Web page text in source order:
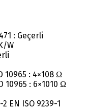
: Geçerli
W
10965 : 4×108 Ω
10965 : 6×1010 Ω
EN ISO 9239-1